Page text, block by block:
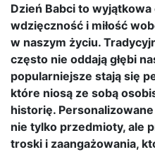
Dzień Babci to
wdzięczność i miłość
w naszym życiu.
często nie oddają głębi
popularniejsze stają się
które niosą ze sobą
historię.
nie tylko przedmioty, ale
troski i zaangażowania,